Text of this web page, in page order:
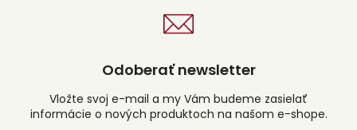
Odoberať newsletter
Vložte svoj e-mail a my Vám budeme zasielať
informácie o nových produktoch na našom e-shope.